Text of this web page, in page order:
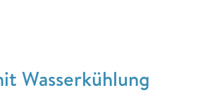
Wasserkühlung